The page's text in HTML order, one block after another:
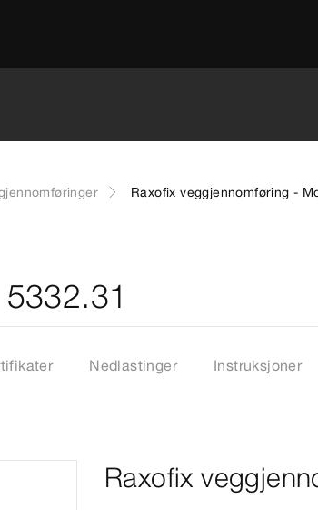
Raxofix veggjennomføring -
Nedlastinger Instruksjoner
Raxofix